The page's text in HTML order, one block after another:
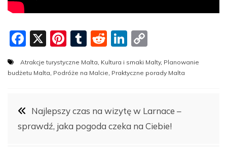
F
a
c
b
o
o
X
Pi
nt
er
T
u
m
R
e
d
t
Li
k
n
o
p
n
k
Atrakcje turystyczne Malta, Kultura i smaki Malty, Planowanie
budżetu Malta, Podróże na Malcie, Praktyczne porady Malta
Nawigacja
Najlepszy czas na wizytę w Larnace –
sprawdź, jaka pogoda czeka na Ciebie!